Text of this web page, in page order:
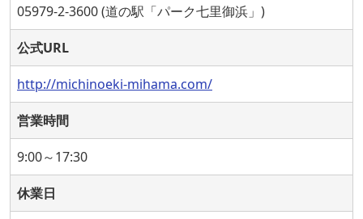
05979-2-3600 (道の駅「パーク七里御浜」)
公式URL
http://michinoeki-mihama.com/
営業時間
9:00～17:30
休業日